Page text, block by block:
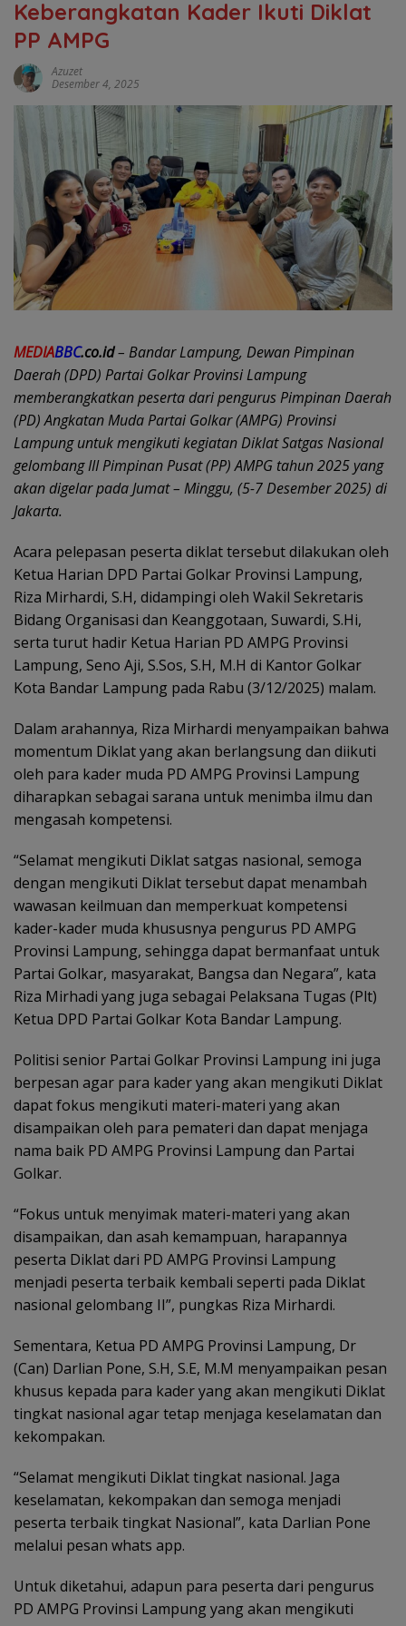
Keberangkatan Kader Ikuti Diklat
PP AMPG
Azuzet
Desember 4, 2025
MEDIABBC.co.id– Bandar Lampung, Dewan Pimpinan
Daerah (DPD) Partai Golkar Provinsi Lampung
memberangkatkan peserta dari pengurus Pimpinan Daerah
(PD) Angkatan Muda Partai Golkar (AMPG) Provinsi
Lampung untuk mengikuti kegiatan Diklat Satgas Nasional
gelombang III Pimpinan Pusat (PP) AMPG tahun 2025 yang
akan digelar pada Jumat – Minggu, (5-7 Desember 2025) di
Jakarta.
Acara pelepasan peserta diklat tersebut dilakukan oleh
Ketua Harian DPD Partai Golkar Provinsi Lampung,
Riza Mirhardi, S.H, didampingi oleh Wakil Sekretaris
Bidang Organisasi dan Keanggotaan, Suwardi, S.Hi,
serta turut hadir Ketua Harian PD AMPG Provinsi
Lampung, Seno Aji, S.Sos, S.H, M.H di Kantor Golkar
Kota Bandar Lampung pada Rabu (3/12/2025) malam.
Dalam arahannya, Riza Mirhardi menyampaikan bahwa
momentum Diklat yang akan berlangsung dan diikuti
oleh para kader muda PD AMPG Provinsi Lampung
diharapkan sebagai sarana untuk menimba ilmu dan
mengasah kompetensi.
“Selamat mengikuti Diklat satgas nasional, semoga
dengan mengikuti Diklat tersebut dapat menambah
wawasan keilmuan dan memperkuat kompetensi
kader-kader muda khususnya pengurus PD AMPG
Provinsi Lampung, sehingga dapat bermanfaat untuk
Partai Golkar, masyarakat, Bangsa dan Negara”, kata
Riza Mirhadi yang juga sebagai Pelaksana Tugas (Plt)
Ketua DPD Partai Golkar Kota Bandar Lampung.
Politisi senior Partai Golkar Provinsi Lampung ini juga
berpesan agar para kader yang akan mengikuti Diklat
dapat fokus mengikuti materi-materi yang akan
disampaikan oleh para pemateri dan dapat menjaga
nama baik PD AMPG Provinsi Lampung dan Partai
Golkar.
“Fokus untuk menyimak materi-materi yang akan
disampaikan, dan asah kemampuan, harapannya
peserta Diklat dari PD AMPG Provinsi Lampung
menjadi peserta terbaik kembali seperti pada Diklat
nasional gelombang II”, pungkas Riza Mirhardi.
Sementara, Ketua PD AMPG Provinsi Lampung, Dr
(Can) Darlian Pone, S.H, S.E, M.M menyampaikan pesan
khusus kepada para kader yang akan mengikuti Diklat
tingkat nasional agar tetap menjaga keselamatan dan
kekompakan.
“Selamat mengikuti Diklat tingkat nasional. Jaga
keselamatan, kekompakan dan semoga menjadi
peserta terbaik tingkat Nasional”, kata Darlian Pone
melalui pesan whats app.
Untuk diketahui, adapun para peserta dari pengurus
PD AMPG Provinsi Lampung yang akan mengikuti